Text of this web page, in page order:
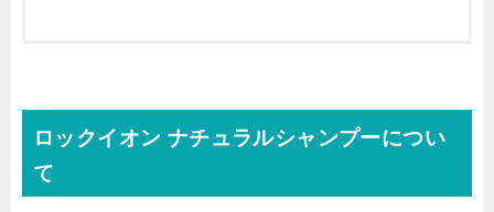
ロックイオン ナチュラルシャンプーについ
て